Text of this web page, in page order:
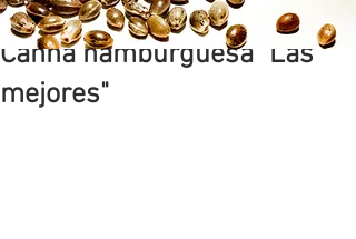
Canna hamburguesa "Las
mejores"
12 jun 2024